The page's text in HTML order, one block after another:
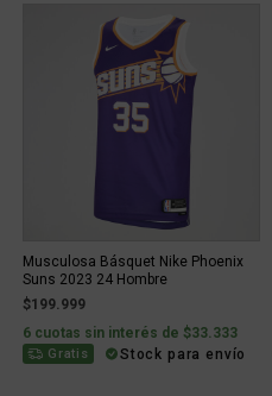
Musculosa Básquet Nike Phoenix
Suns 2023 24 Hombre
$199.999
6 cuotas sin interés de $33.333
Gratis Stock para envío